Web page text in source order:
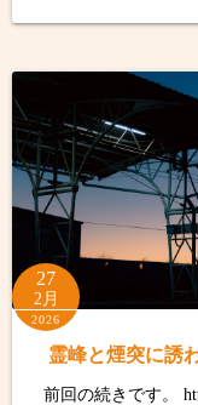
27
2月
2026
霊峰と煙突に誘
前回の続きです。